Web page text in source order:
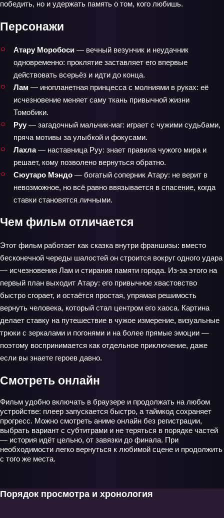
победить, но и удержать память о том, кого любишь.
Персонажи
Атару Моробоси — вечный везунчик и неудачник
одновременно: проклятие заставляет его впервые
действовать всерьёз и идти до конца.
Лам — инопланетная принцесса с молниями в руках: её
исчезновение меняет саму ткань привычной жизни
Томобики.
Руу — загадочный мальчик‑маг: играет с чужими судьбами,
пряча мотивы за улыбкой и фокусами.
Лахла— наставница Руу: знает правила чужого мира и
решает, кому позволено вернуться обратно.
Сюутаро Мэндо — богатый соперник Атару: не верит в
невозможное, но всё равно ввязывается в спасение, когда
ставки становятся личными.
Чем фильм отличается
Этот фильм работает как сказка внутри франшизы: вместо
бесконечной череды шалостей он строится вокруг одного удара
— исчезновения Лам и стирания памяти города. Из‑за этого на
первый план выходит Атару: его привычное хвастовство
быстро сгорает, и остаётся простая, упрямая решимость
вернуть человека, который стал центром его хаоса. Картина
делает ставку на путешествие в чужое измерение, визуальные
трюки с зеркалами и погонями и на более прямые эмоции —
поэтому воспринимается как отдельное приключение, даже
если вы знаете героев давно.
Смотреть онлайн
Фильм удобно включать в браузере и продолжать на любом
устройстве: плеер запускается быстро, а таймкод сохраняет
прогресс. Можно смотреть аниме онлайн без регистрации,
выбрать вариант с субтитрами и не теряться в порядке частей
— история идёт цельно, от завязки до финала. При
необходимости легко вернуться к любимой сцене и продолжить
с того же места.
Порядок просмотра и хронология